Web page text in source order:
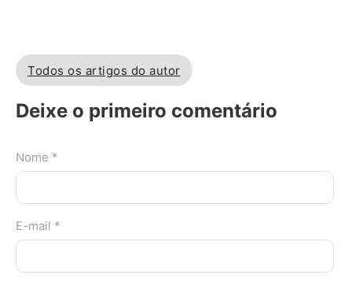
Todos os artigos do autor
Deixe o primeiro comentário
Nome *
E-mail *